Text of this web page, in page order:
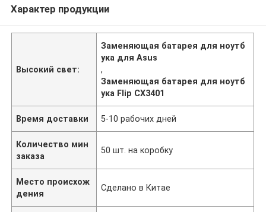
Характер продукции
Высокий свет:
Заменяющая батарея для ноутб
ука для Asus
,
Заменяющая батарея для ноутб
ука Flip CX3401
Время доставки 5-10 рабочих дней
Количество мин
заказа
50 шт. на коробку
Место происхож
дения
Сделано в Китае